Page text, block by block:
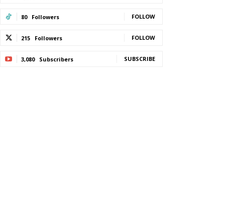
80 Followers FOLLOW
215 Followers FOLLOW
3,080 Subscribers SUBSCRIBE